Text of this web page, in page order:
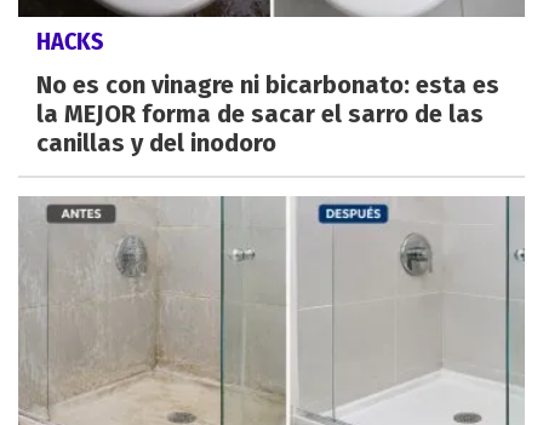
HACKS
No es con vinagre ni bicarbonato: esta es
la MEJOR forma de sacar el sarro de las
canillas y del inodoro